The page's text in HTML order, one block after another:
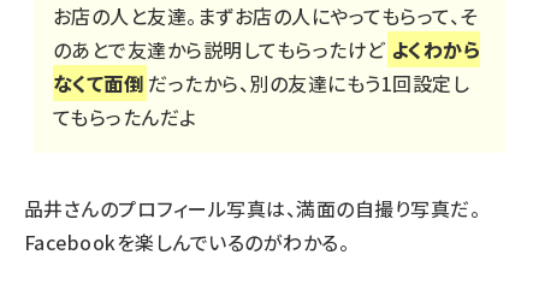
お店の人と友達。まずお店の人にやってもらって、そ
のあとで友達から説明してもらったけど よくわから
なくて面倒 だったから、別の友達にもう1回設定し
てもらったんだよ
品井さんのプロフィール写真は、満面の自撮り写真だ。
Facebookを楽しんでいるのがわかる。